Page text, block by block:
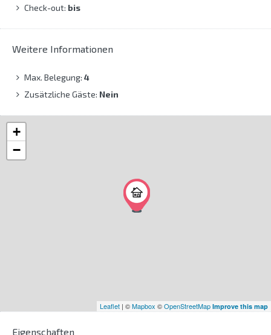
Check-out: bis
Weitere Informationen
Max. Belegung: 4
Zusätzliche Gäste: Nein
+
−
Leaflet | ©Mapbox ©OpenStreetMap Improve this map
Eigenschaften